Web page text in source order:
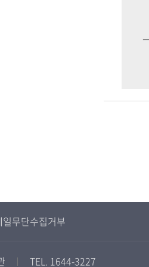
일무단수집거부
TEL. 1644-3227